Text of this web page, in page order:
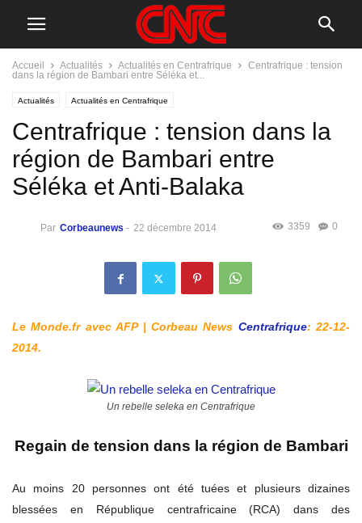
Accueil Actualités Actualités en Centrafrique
Centrafrique : tension
dans la région de Bambari entre Séléka et...
Actualités Actualités en Centrafrique
Centrafrique : tension dans la
région de Bambari entre
Séléka et Anti-Balaka
Par Corbeaunews - 22 décembre 2014 0
3359
LeMonde.fravec AFP | Corbeau News Centrafrique: 22-12-
2014.
Un rebelle seleka en Centrafrique
Regain de tension dans la région de Bambari
Au moins 20 personnes ont été tuées et plusieurs dizaines
blessées en République centrafricaine (RCA) dans des